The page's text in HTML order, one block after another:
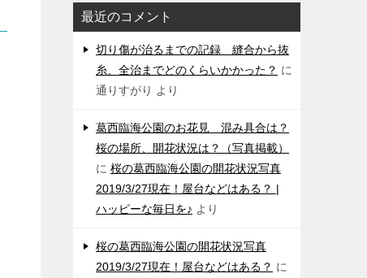
最近のコメント
切り傷が治るまでの記録 縫合から抜
糸、全治までどのくらいかかった？ に
通りすがり より
葛西臨海公園のお花見 混み具合は？
桜の場所、開花状況は？（写真掲載）
に 桜の葛西臨海公園の開花状況写真
2019/3/27現在！屋台などはある？ |
ハッピーな毎日を♪ より
桜の葛西臨海公園の開花状況写真
2019/3/27現在！屋台などはある？ に